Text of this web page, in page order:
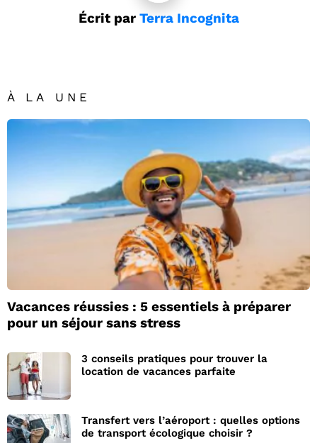
Écrit par Terra Incognita
À LA UNE
Vacances réussies : 5 essentiels à préparer
pour un séjour sans stress
3 conseils pratiques pour trouver la
location de vacances parfaite
Transfert vers l’aéroport : quelles options
de transport écologique choisir ?